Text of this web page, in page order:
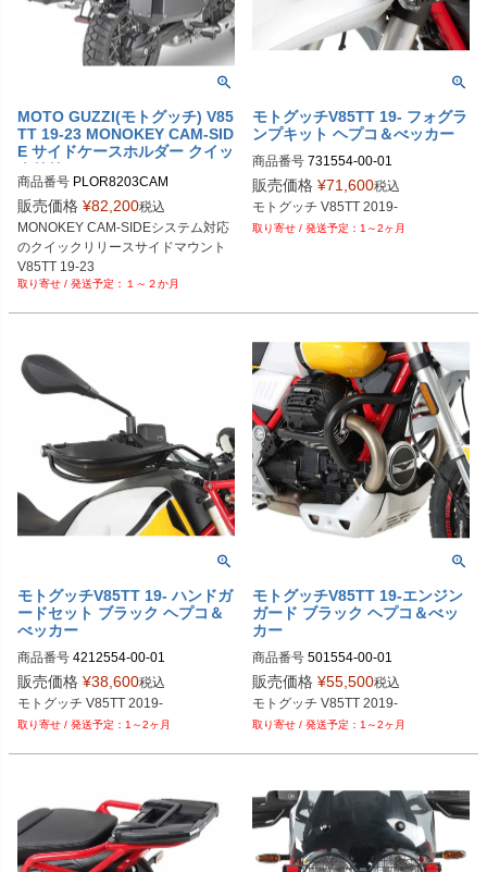
MOTO GUZZI(モトグッチ) V85
TT 19-23 MONOKEY CAM-SID
E サイドケースホルダー クイッ
クリリース GIVI
商品番号 PLOR8203CAM
販売価格 ¥82,200税込
MONOKEY CAM-SIDEシステム対応
のクイックリリースサイドマウント
V85TT 19-23
１～２か月
モトグッチV85TT 19- フォグラ
ンプキット ヘプコ＆べッカー
商品番号 731554-00-01
M品番：731554 00 01
ユーロ品番：hb_731554_00_01
販売価格 ¥71,600税込
モトグッチ V85TT 2019-
1～2ヶ月
モトグッチV85TT 19- ハンドガ
ードセット ブラック ヘプコ＆
べッカー
商品番号 4212554-00-01
M品番：4212554 00 01
EURO品番：hb_4212554_00_01
販売価格 ¥38,600税込
モトグッチ V85TT 2019-
1～2ヶ月
モトグッチV85TT 19-エンジン
ガード ブラック ヘプコ＆べッ
カー
商品番号 501554-00-01
M品番：501554 00 01
EURO品番：hb_501554_00_01
販売価格 ¥55,500税込
モトグッチ V85TT 2019-
1～2ヶ月